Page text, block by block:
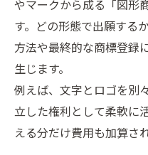
やマークから成る「図形
す。どの形態で出願する
方法や最終的な商標登録
生じます。
例えば、文字とロゴを別
立した権利として柔軟に
える分だけ費用も加算され